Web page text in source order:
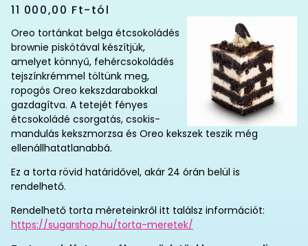
11 000,00 Ft-tól
Oreo tortánkat belga étcsokoládés
brownie piskótával készítjük,
amelyet könnyű, fehércsokoládés
tejszínkrémmel töltünk meg,
ropogós Oreo kekszdarabokkal
gazdagítva. A tetejét fényes
étcsokoládé csorgatás, csokis-
mandulás kekszmorzsa és Oreo kekszek teszik még
ellenállhatatlanabbá.
Ez a torta rövid határidővel, akár 24 órán belül is
rendelhető.
Rendelhető torta méreteinkről itt találsz információt:
https://sugarshop.hu/torta-meretek/